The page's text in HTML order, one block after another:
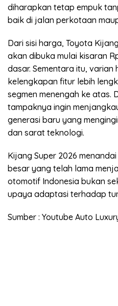
diharapkan tetap empuk
baik di jalan perkotaan
Dari sisi harga, Toyota
akan dibuka mulai kisaran
dasar. Sementara itu, varian
kelengkapan fitur lebih
segmen menengah ke atas.
tampaknya ingin
generasi baru yang
dan sarat teknologi.
Kijang Super 2026
besar yang telah lama
otomotif Indonesia bukan
upaya adaptasi terhadap
Sumber : Youtube Auto